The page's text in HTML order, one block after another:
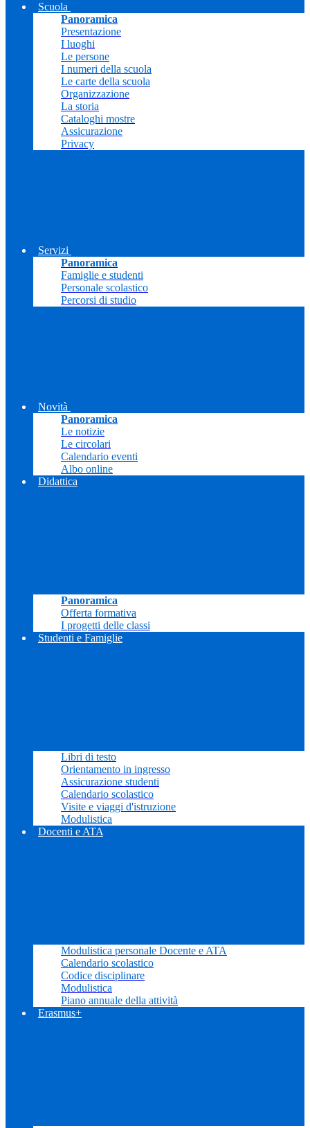
Scuola
Panoramica
Presentazione
I luoghi
Le persone
I numeri della scuola
Le carte della scuola
Organizzazione
La storia
Cataloghi mostre
Assicurazione
Privacy
Servizi
Panoramica
Famiglie e studenti
Personale scolastico
Percorsi di studio
Novità
Panoramica
Le notizie
Le circolari
Calendario eventi
Albo online
Didattica
Panoramica
Offerta formativa
I progetti delle classi
Studenti e Famiglie
Libri di testo
Orientamento in ingresso
Assicurazione studenti
Calendario scolastico
Visite e viaggi d'istruzione
Modulistica
Docenti e ATA
Modulistica personale Docente e ATA
Calendario scolastico
Codice disciplinare
Modulistica
Piano annuale della attività
Erasmus+